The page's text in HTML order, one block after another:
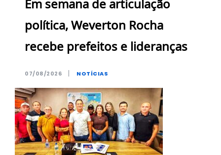
Em semana de articulação
política, Weverton Rocha
recebe prefeitos e lideranças
07/08/2026 | NOTÍCIAS